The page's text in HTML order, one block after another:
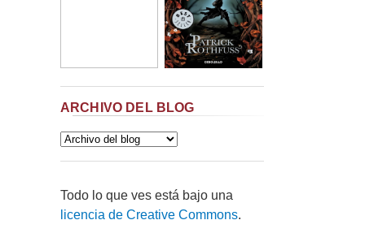
ARCHIVO DEL BLOG
Todo lo que ves está bajo una
licencia de Creative Commons.